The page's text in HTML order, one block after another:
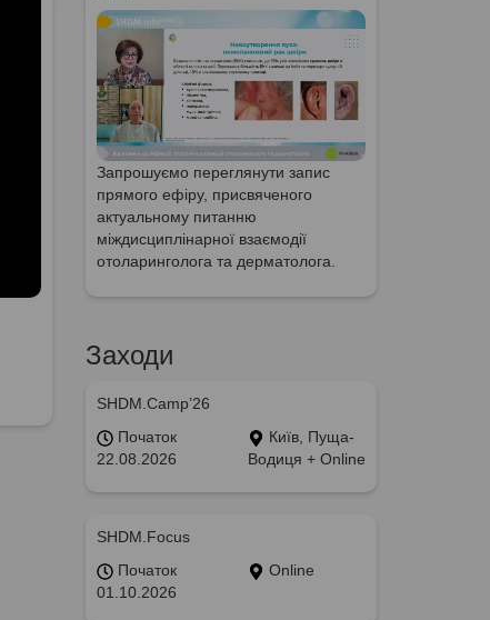
Запрошуємо переглянути запис
прямого ефіру, присвяченого
актуальному питанню
міждисциплінарної взаємодії
отоларинголога та дерматолога.
Заходи
SHDM.Camp’26
Початок
22.08.2026
Київ, Пуща-
Водиця + Online
SHDM.Focus
Початок
01.10.2026
Online